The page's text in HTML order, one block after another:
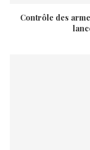
Contrôle des